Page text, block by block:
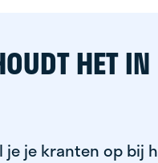
HET IN
je je kranten op bij